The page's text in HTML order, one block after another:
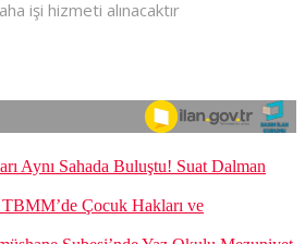
Aynı Sahada Buluştu! Suat Dalman
Çocuk Hakları ve